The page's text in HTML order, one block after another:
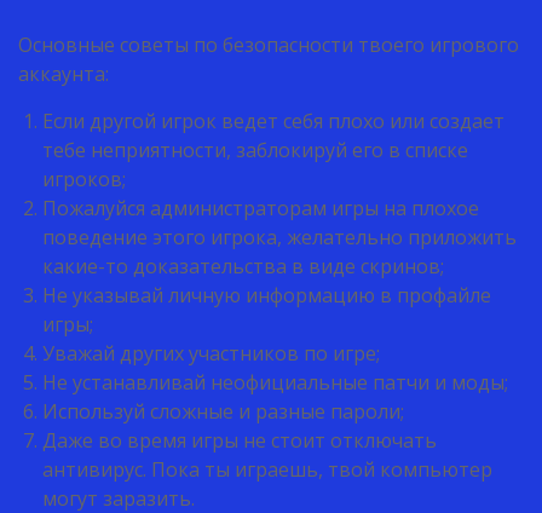
Основные советы по безопасности твоего игрового
аккаунта:
Если другой игрок ведет себя плохо или создает
тебе неприятности, заблокируй его в списке
игроков;
Пожалуйся администраторам игры на плохое
поведение этого игрока, желательно приложить
какие-то доказательства в виде скринов;
Не указывай личную информацию в профайле
игры;
Уважай других участников по игре;
Не устанавливай неофициальные патчи и моды;
Используй сложные и разные пароли;
Даже во время игры не стоит отключать
антивирус. Пока ты играешь, твой компьютер
могут заразить.